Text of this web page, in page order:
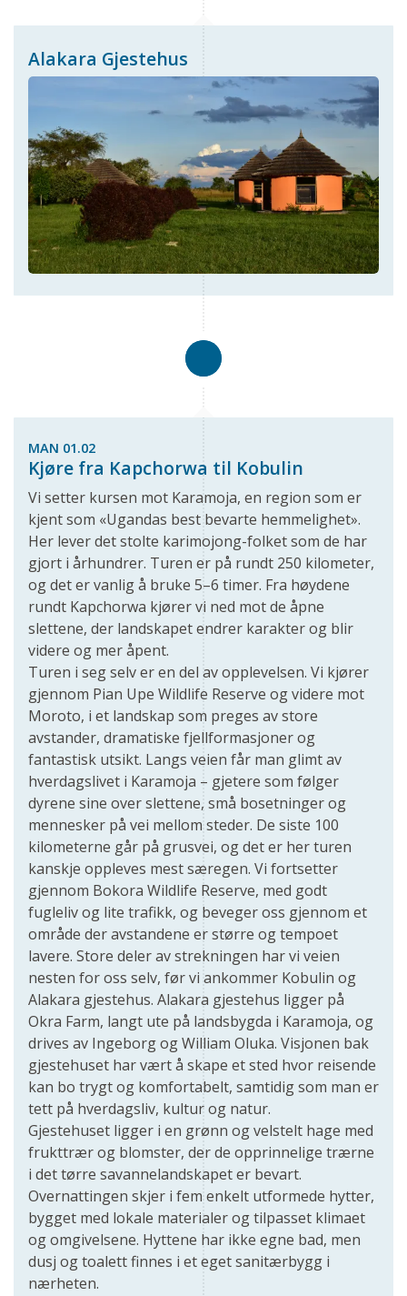
Alakara Gjestehus
MAN 01.02
Kjøre fra Kapchorwa til Kobulin
Vi setter kursen mot Karamoja, en region som er
kjent som «Ugandas best bevarte hemmelighet».
Her lever det stolte karimojong-folket som de har
gjort i århundrer. Turen er på rundt 250 kilometer,
og det er vanlig å bruke 5–6 timer. Fra høydene
rundt Kapchorwa kjører vi ned mot de åpne
slettene, der landskapet endrer karakter og blir
videre og mer åpent.
Turen i seg selv er en del av opplevelsen. Vi kjører
gjennom Pian Upe Wildlife Reserve og videre mot
Moroto, i et landskap som preges av store
avstander, dramatiske fjellformasjoner og
fantastisk utsikt. Langs veien får man glimt av
hverdagslivet i Karamoja – gjetere som følger
dyrene sine over slettene, små bosetninger og
mennesker på vei mellom steder. De siste 100
kilometerne går på grusvei, og det er her turen
kanskje oppleves mest særegen. Vi fortsetter
gjennom Bokora Wildlife Reserve, med godt
fugleliv og lite trafikk, og beveger oss gjennom et
område der avstandene er større og tempoet
lavere. Store deler av strekningen har vi veien
nesten for oss selv, før vi ankommer Kobulin og
Alakara gjestehus. Alakara gjestehus ligger på
Okra Farm, langt ute på landsbygda i Karamoja, og
drives av Ingeborg og William Oluka. Visjonen bak
gjestehuset har vært å skape et sted hvor reisende
kan bo trygt og komfortabelt, samtidig som man er
tett på hverdagsliv, kultur og natur.
Gjestehuset ligger i en grønn og velstelt hage med
frukttrær og blomster, der de opprinnelige trærne
i det tørre savannelandskapet er bevart.
Overnattingen skjer i fem enkelt utformede hytter,
bygget med lokale materialer og tilpasset klimaet
og omgivelsene. Hyttene har ikke egne bad, men
dusj og toalett finnes i et eget sanitærbygg i
nærheten.